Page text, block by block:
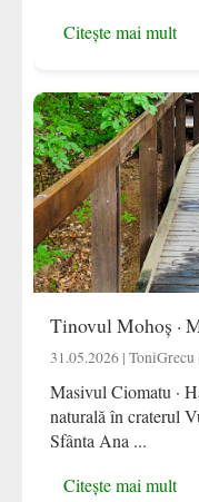
Citește mai mult
Tinovul Mohoș ·
31.05.2026 |
Masivul Ciomatu ·
naturală în craterul
Sfânta Ana ...
Citește mai mult